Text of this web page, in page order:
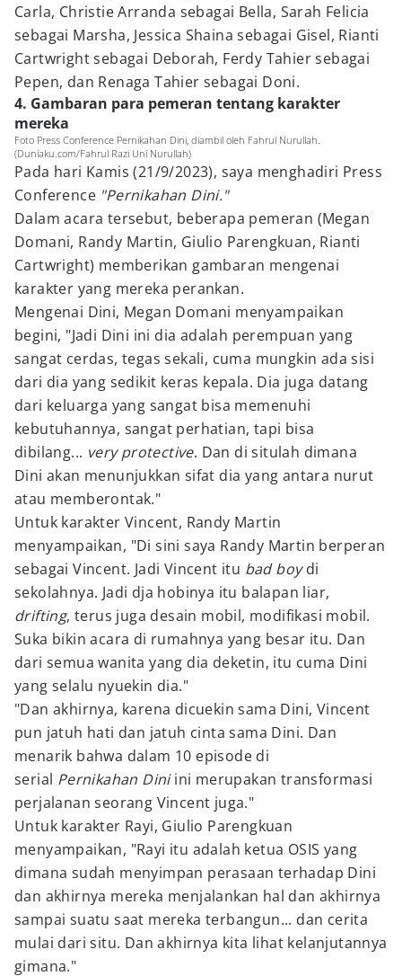
Carla, Christie Arranda sebagai Bella, Sarah Felicia
sebagai Marsha, Jessica Shaina sebagai Gisel, Rianti
Cartwright sebagai Deborah, Ferdy Tahier sebagai
Pepen, dan Renaga Tahier sebagai Doni.
4. Gambaran para pemeran tentang karakter
mereka
Foto Press Conference Pernikahan Dini, diambil oleh Fahrul Nurullah.
(Duniaku.com/Fahrul Razi Uni Nurullah)
Pada hari Kamis (21/9/2023), saya menghadiri Press
Conference "Pernikahan Dini."
Dalam acara tersebut, beberapa pemeran (Megan
Domani, Randy Martin, Giulio Parengkuan, Rianti
Cartwright) memberikan gambaran mengenai
karakter yang mereka perankan.
Mengenai Dini, Megan Domani menyampaikan
begini, "Jadi Dini ini dia adalah perempuan yang
sangat cerdas, tegas sekali, cuma mungkin ada sisi
dari dia yang sedikit keras kepala. Dia juga datang
dari keluarga yang sangat bisa memenuhi
kebutuhannya, sangat perhatian, tapi bisa
dibilang... very protective. Dan di situlah dimana
Dini akan menunjukkan sifat dia yang antara nurut
atau memberontak."
Untuk karakter Vincent, Randy Martin
menyampaikan, "Di sini saya Randy Martin berperan
sebagai Vincent. Jadi Vincent itu bad boydi
sekolahnya. Jadi dja hobinya itu balapan liar,
drifting, terus juga desain mobil, modifikasi mobil.
Suka bikin acara di rumahnya yang besar itu. Dan
dari semua wanita yang dia deketin, itu cuma Dini
yang selalu nyuekin dia."
"Dan akhirnya, karena dicuekin sama Dini, Vincent
pun jatuh hati dan jatuh cinta sama Dini. Dan
menarik bahwa dalam 10 episode di
serial Pernikahan Diniini merupakan transformasi
perjalanan seorang Vincent juga."
Untuk karakter Rayi, Giulio Parengkuan
menyampaikan, "Rayi itu adalah ketua OSIS yang
dimana sudah menyimpan perasaan terhadap Dini
dan akhirnya mereka menjalankan hal dan akhirnya
sampai suatu saat mereka terbangun... dan cerita
mulai dari situ. Dan akhirnya kita lihat kelanjutannya
gimana."